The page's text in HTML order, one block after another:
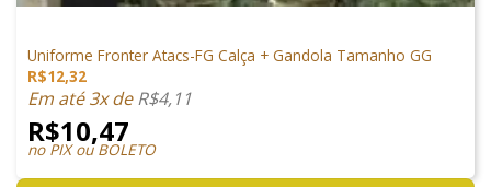
Uniforme Fronter Atacs-FG Calça + Gandola Tamanho GG
R$12,32
Em até 3x deR$4,11
R$10,47
no PIX ou BOLETO